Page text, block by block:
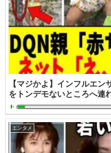
【マジかよ】インフルエ
をトンデモないところへ連
エンタメ